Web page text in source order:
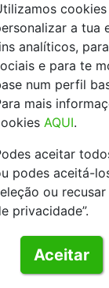
a tua
analíticos,
e para te
num perfil
mais
AQUI.
aceitar
podes aceitá-
ou
privacidade”.
Aceitar